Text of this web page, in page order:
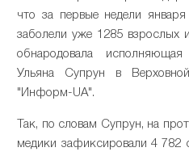
что за первые недели
заболели уже 1285
обнародовала
Ульяна Супрун в
"Информ-UA".
Так, по словам Супрун, на
медики зафиксировали 4 782